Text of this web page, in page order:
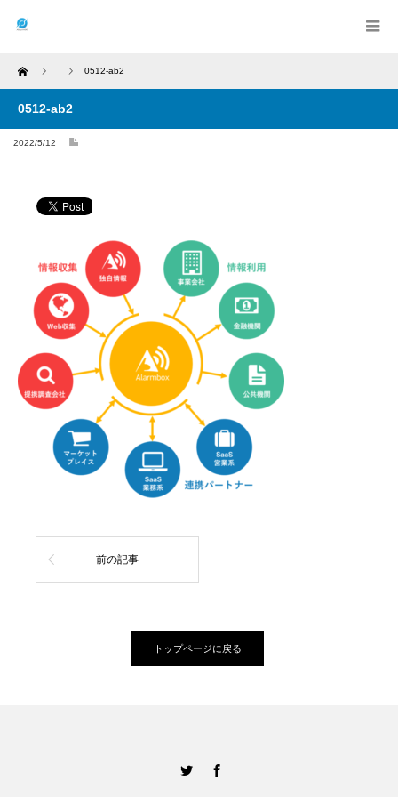
Home 0512-ab2
0512-ab2
2022/5/12
前の記事
トップページに戻る